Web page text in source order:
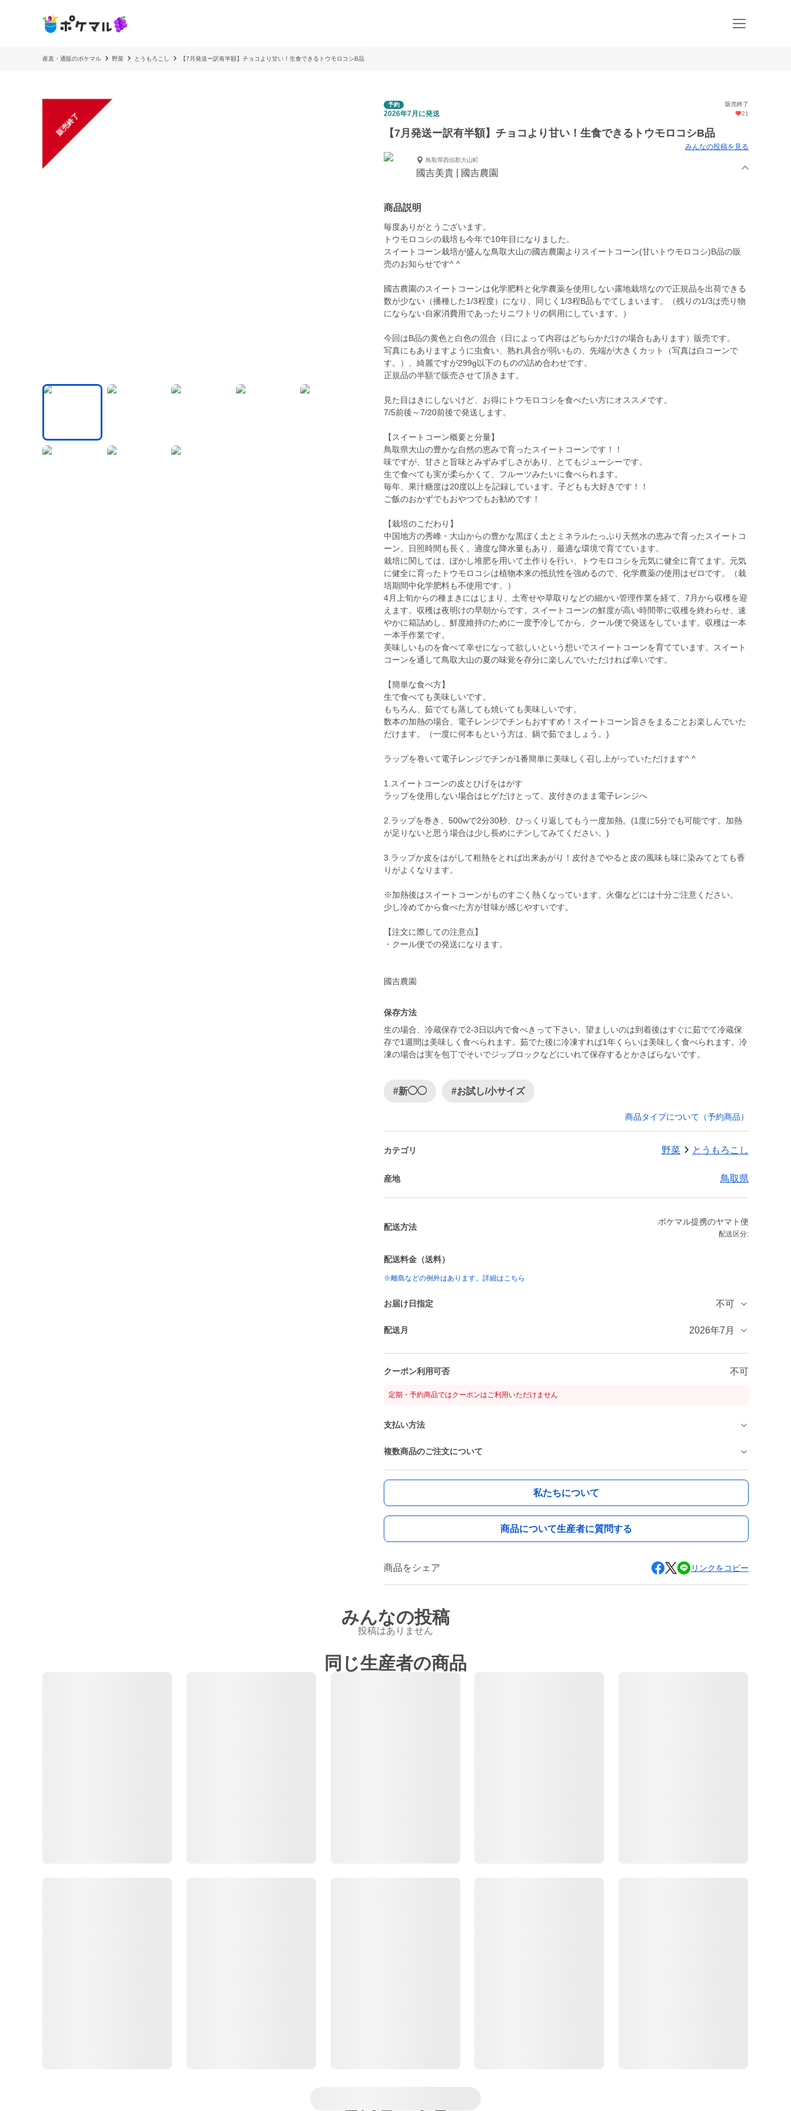
産直・通販のポケマル 野菜 とうもろこし 【7月発送ー訳有半額】チョコより甘い！生食できるトウモロコシB品
販売終了
予約 販売終了
2026年7月に発送 21
【7月発送ー訳有半額】チョコより甘い！生食できるトウモロコシB品
みんなの投稿を見る
鳥取県西伯郡大山町
國吉美貴 | 國吉農園
商品説明
毎度ありがとうございます。
トウモロコシの栽培も今年で10年目になりました。
スイートコーン栽培が盛んな鳥取大山の國吉農園よりスイートコーン(甘いトウモロコシ)B品の販
売のお知らせです^ ^
國吉農園のスイートコーンは化学肥料と化学農薬を使用しない露地栽培なので正規品を出荷できる
数が少ない（播種した1/3程度）になり、同じく1/3程B品もでてしまいます。（残りの1/3は売り物
にならない自家消費用であったりニワトリの餌用にしています。）
今回はB品の黄色と白色の混合（日によって内容はどちらかだけの場合もあります）販売です。
写真にもありますように虫食い、熟れ具合が弱いもの、先端が大きくカット（写真は白コーンで
す。）、綺麗ですが299g以下のものの詰め合わせです。
正規品の半額で販売させて頂きます。
見た目はきにしないけど、お得にトウモロコシを食べたい方にオススメです。
7/5前後～7/20前後で発送します。
【スイートコーン概要と分量】
鳥取県大山の豊かな自然の恵みで育ったスイートコーンです！！
味ですが、甘さと旨味とみずみずしさがあり、とてもジューシーです。
生で食べても実が柔らかくて、フルーツみたいに食べられます。
毎年、果汁糖度は20度以上を記録しています。子どもも大好きです！！
ご飯のおかずでもおやつでもお勧めです！
【栽培のこだわり】
中国地方の秀峰・大山からの豊かな黒ぼく土とミネラルたっぷり天然水の恵みで育ったスイートコ
ーン。日照時間も長く、適度な降水量もあり、最適な環境で育てています。
栽培に関しては、ぼかし堆肥を用いて土作りを行い、トウモロコシを元気に健全に育てます。元気
に健全に育ったトウモロコシは植物本来の抵抗性を強めるので、化学農薬の使用はゼロです。（栽
培期間中化学肥料も不使用です。）
4月上旬からの種まきにはじまり、土寄せや草取りなどの細かい管理作業を経て、7月から収穫を迎
えます。収穫は夜明けの早朝からです。スイートコーンの鮮度が高い時間帯に収穫を終わらせ、速
やかに箱詰めし、鮮度維持のために一度予冷してから、クール便で発送をしています。収穫は一本
一本手作業です。
美味しいものを食べて幸せになって欲しいという想いでスイートコーンを育てています。スイート
コーンを通して鳥取大山の夏の味覚を存分に楽しんでいただければ幸いです。
【簡単な食べ方】
生で食べても美味しいです。
もちろん、茹でても蒸しても焼いても美味しいです。
数本の加熱の場合、電子レンジでチンもおすすめ！スイートコーン旨さをまるごとお楽しんでいた
だけます。（一度に何本もという方は、鍋で茹でましょう。)
ラップを巻いて電子レンジでチンが1番簡単に美味しく召し上がっていただけます^ ^
1.スイートコーンの皮とひげをはがす
ラップを使用しない場合はヒゲだけとって、皮付きのまま電子レンジへ
2.ラップを巻き、500wで2分30秒、ひっくり返してもう一度加熱。(1度に5分でも可能です。加熱
が足りないと思う場合は少し長めにチンしてみてください。)
3.ラップか皮をはがして粗熱をとれば出来あがり！皮付きでやると皮の風味も味に染みてとても香
りがよくなります。
※加熱後はスイートコーンがものすごく熱くなっています。火傷などには十分ご注意ください。
少し冷めてから食べた方が甘味が感じやすいです。
【注文に際しての注意点】
・クール便での発送になります。
國吉農園
保存方法
生の場合、冷蔵保存で2-3日以内で食べきって下さい。望ましいのは到着後はすぐに茹でて冷蔵保
存で1週間は美味しく食べられます。茹でた後に冷凍すれば1年くらいは美味しく食べられます。冷
凍の場合は実を包丁でそいでジップロックなどにいれて保存するとかさばらないです。
#新◯◯ #お試し/小サイズ
商品タイプについて（予約商品）
カテゴリ 野菜 とうもろこし
産地 鳥取県
配送方法
ポケマル提携のヤマト便
配送区分:
配送料金（送料）
※離島などの例外はあります。詳細はこちら
お届け日指定 不可
配送月 2026年7月
クーポン利用可否 不可
定期・予約商品ではクーポンはご利用いただけません
支払い方法
複数商品のご注文について
私たちについて
商品について生産者に質問する
商品をシェア リンクをコピー
みんなの投稿
投稿はありません
同じ生産者の商品